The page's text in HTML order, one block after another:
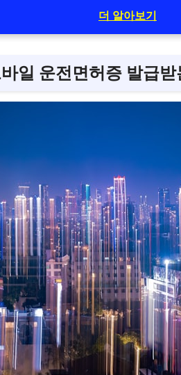
더 알아보기
일 운전면허증 발급받